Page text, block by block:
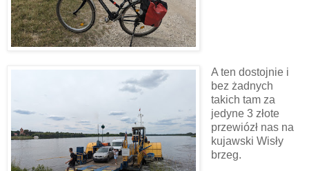
A ten dostojnie i
bez żadnych
takich tam za
jedyne 3 złote
przewiózł nas na
kujawski Wisły
brzeg.